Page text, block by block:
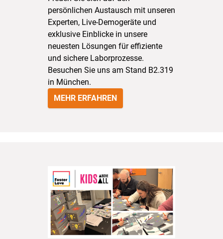
persönlichen Austausch mit unseren
Experten, Live-Demogeräte und
exklusive Einblicke in unsere
neuesten Lösungen für effiziente
und sichere Laborprozesse.
Besuchen Sie uns am Stand B2.319
in München.
MEHR ERFAHREN